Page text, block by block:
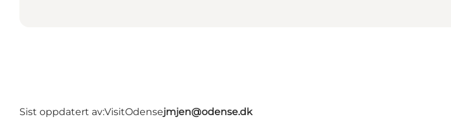
Sist oppdatert av:VisitOdensejmjen@odense.dk